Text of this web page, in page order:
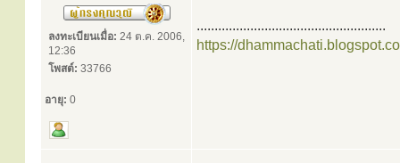
ลงทะเบียนเมื่อ: 24 ต.ค. 2006,
12:36
โพสต์: 33766
อายุ: 0
.....................................................
https://